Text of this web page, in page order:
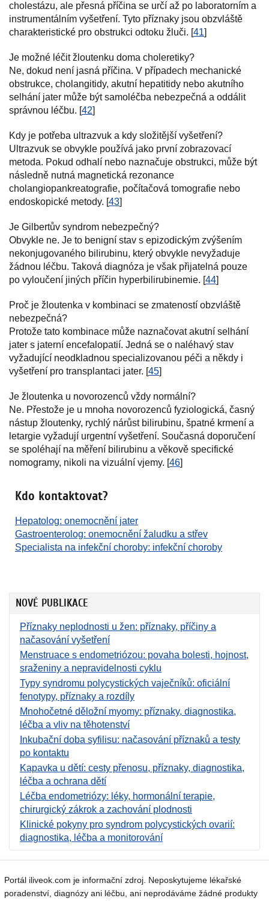
cholestázu, ale přesná příčina se určí až po laboratorním a
instrumentálním vyšetření. Tyto příznaky jsou obzvláště
charakteristické pro obstrukci odtoku žluči. [41]
Je možné léčit žloutenku doma choleretiky?
Ne, dokud není jasná příčina. V případech mechanické
obstrukce, cholangitidy, akutní hepatitidy nebo akutního
selhání jater může být samoléčba nebezpečná a oddálit
správnou léčbu. [42]
Kdy je potřeba ultrazvuk a kdy složitější vyšetření?
Ultrazvuk se obvykle používá jako první zobrazovací
metoda. Pokud odhalí nebo naznačuje obstrukci, může být
následně nutná magnetická rezonance
cholangiopankreatografie, počítačová tomografie nebo
endoskopické metody. [43]
Je Gilbertův syndrom nebezpečný?
Obvykle ne. Je to benigní stav s epizodickým zvýšením
nekonjugovaného bilirubinu, který obvykle nevyžaduje
žádnou léčbu. Taková diagnóza je však přijatelná pouze
po vyloučení jiných příčin hyperbilirubinemie. [44]
Proč je žloutenka v kombinaci se zmateností obzvláště
nebezpečná?
Protože tato kombinace může naznačovat akutní selhání
jater s jaterní encefalopatií. Jedná se o naléhavý stav
vyžadující neodkladnou specializovanou péči a někdy i
vyšetření pro transplantaci jater. [45]
Je žloutenka u novorozenců vždy normální?
Ne. Přestože je u mnoha novorozenců fyziologická, časný
nástup žloutenky, rychlý nárůst bilirubinu, špatné krmení a
letargie vyžadují urgentní vyšetření. Současná doporučení
se spoléhají na měření bilirubinu a věkově specifické
nomogramy, nikoli na vizuální vjemy. [46]
Kdo kontaktovat?
Hepatolog: onemocnění jater
Gastroenterolog: onemocnění žaludku a střev
Specialista na infekční choroby: infekční choroby
NOVÉ PUBLIKACE
Příznaky neplodnosti u žen: příznaky, příčiny a
načasování vyšetření
Menstruace s endometriózou: povaha bolesti, hojnost,
sraženiny a nepravidelnosti cyklu
Typy syndromu polycystických vaječníků: oficiální
fenotypy, příznaky a rozdíly
Mnohočetné děložní myomy: příznaky, diagnostika,
léčba a vliv na těhotenství
Inkubační doba syfilisu: načasování příznaků a testy
po kontaktu
Kapavka u dětí: cesty přenosu, příznaky, diagnostika,
léčba a ochrana dětí
Léčba endometriózy: léky, hormonální terapie,
chirurgický zákrok a zachování plodnosti
Klinické pokyny pro syndrom polycystických ovarií:
diagnostika, léčba a monitorování
Portál iliveok.com je informační zdroj. Neposkytujeme lékařské
poradenství, diagnózy ani léčbu, ani neprodáváme žádné produkty